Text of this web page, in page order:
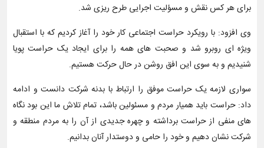
برای هر کس نقش و مسؤلیت اجرایی طرح ریزی شد.
وی افزود: با رویکرد حراست اجتماعی کار خود را آغاز کردیم که با استقبال
ویژه ای روبرو شد و صحبت های همه را برای ایجاد یک حراست پویا
شنیدیم و به سوی این افق روشن در حال حرکت هستیم.
سواری لازمه یک حراست موفق را ارتباط با بدنه شرکت دانست و ادامه
داد: حراست باید همیار مردم و مسئولین باشد، تمام تلاش ما این بود نگاه
های منفی از حراست برداشته و چهره جدیدی از آن را به مردم منطقه و
شرکت نشان دهیم و خود را حامی و دوستدار آنان بدانیم.